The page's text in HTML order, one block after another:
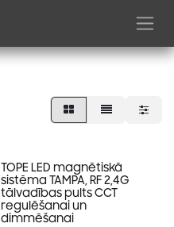
TOPE LED magnētiskā
sistēma TAMPA, RF 2,4G
tālvadības pults CCT
regulēšanai un
dimmēšanai